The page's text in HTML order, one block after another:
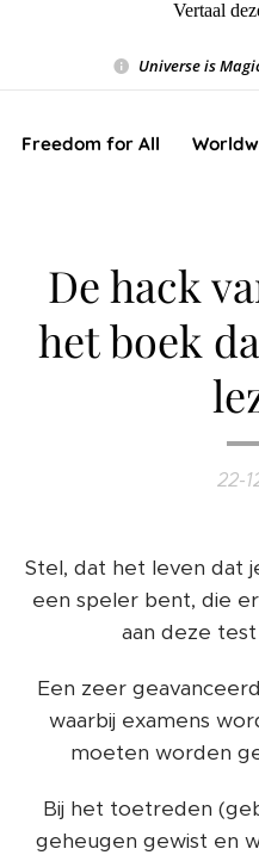
Vertaal
Universe is
Freedom for All ❤️
De hack
het boek
22-
Stel, dat het leven dat
een speler bent, die
aan deze
Een zeer
waarbij examens
moeten worden
Bij het toetreden
geheugen gewist en